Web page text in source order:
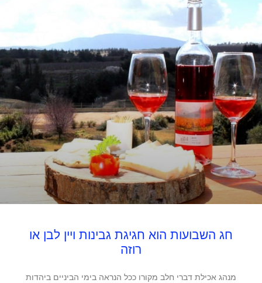
חג השבועות הוא חגיגת גבינות ויין לבן או
רוזה
מנהג אכילת דברי חלב מקורו ככל הנראה בימי הביניים ביהדות